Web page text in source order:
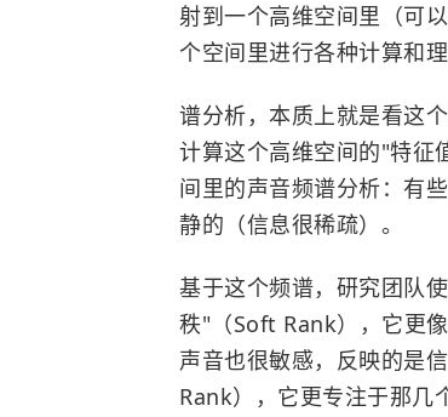
射到一个高维空间里（可
个空间里进行各种计算和理
谱分析，本质上就是看这
计算这个高维空间的"特
间里的声音频谱分析：有
静的（信息很稀疏）。
基于这个频谱，研究团队
秩"（Soft Rank），它更
声音也很敏感，反映的是
Rank），它更专注于那几